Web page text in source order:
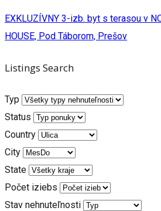
EXKLUZÍVNY 3-izb. byt s terasou v
HOUSE, Pod Táborom, Prešov
Listings Search
Typ
Status
Country
City
State
Počet iziebs
Stav nehnuteľnosti